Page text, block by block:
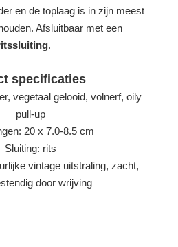
en de toplaag is in zijn meest
Afsluitbaar met een
.
specificaties
vegetaal gelooid, volnerf, oily
pull-up
20 x 7.0-8.5 cm
Sluiting: rits
vintage uitstraling, zacht,
door wrijving